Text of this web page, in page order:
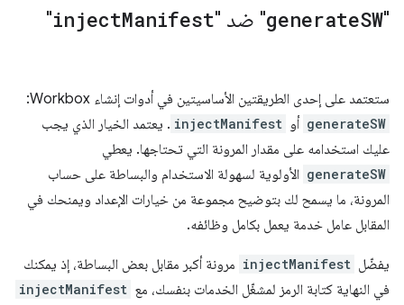
"
generateSW " ضد " injectManifest
"
ستعتمد على إحدى الطريقتين الأساسيتين في أدوات إنشاء Workbox:
generateSW أو injectManifest . يعتمد الخيار الذي يجب
عليك استخدامه على مقدار المرونة التي تحتاجها. يعطي
generateSW الأولوية لسهولة الاستخدام والبساطة على حساب
المرونة، ما يسمح لك بتوضيح مجموعة من خيارات الإعداد ويمنحك في
المقابل عامل خدمة يعمل بكامل وظائفه.
يفضّل injectManifest مرونة أكبر مقابل بعض البساطة، إذ يمكنك
في النهاية كتابة الرمز لمشغّل الخدمات بنفسك، مع injectManifest